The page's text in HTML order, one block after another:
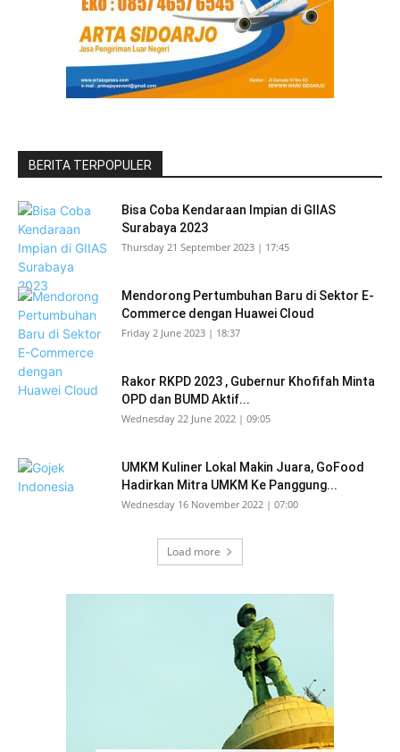
BERITA TERPOPULER
Bisa Coba Kendaraan Impian di GIIAS
Surabaya 2023
Thursday 21 September 2023 | 17:45
Mendorong Pertumbuhan Baru di Sektor E-
Commerce dengan Huawei Cloud
Friday 2 June 2023 | 18:37
Rakor RKPD 2023 , Gubernur Khofifah Minta
OPD dan BUMD Aktif...
Wednesday 22 June 2022 | 09:05
UMKM Kuliner Lokal Makin Juara, GoFood
Hadirkan Mitra UMKM Ke Panggung...
Wednesday 16 November 2022 | 07:00
Load more